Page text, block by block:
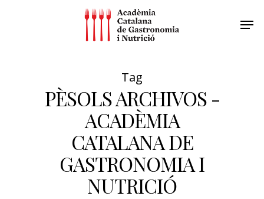
Tag
PÈSOLS ARCHIVOS -
ACADÈMIA
CATALANA DE
GASTRONOMIA I
NUTRICIÓ